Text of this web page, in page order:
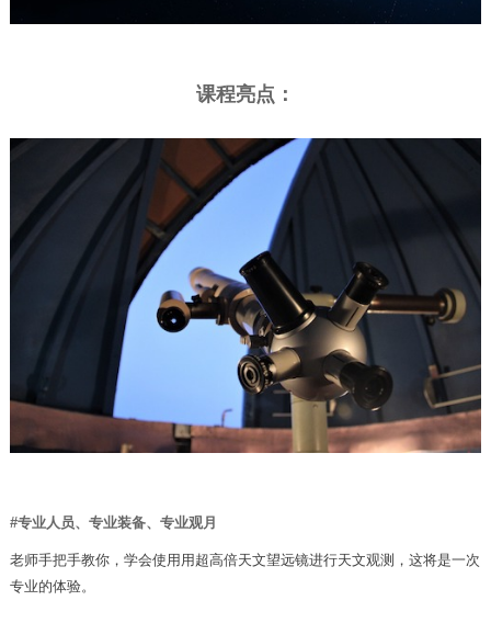
课程亮点：
#专业人员、专业装备、专业观月
老师手把手教你，学会使用用超高倍天文望远镜进行天文观测，这将是一次
专业的体验。